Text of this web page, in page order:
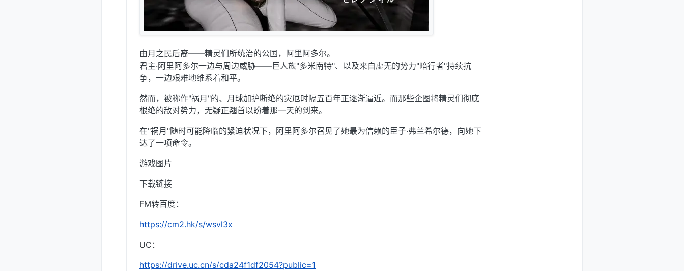
由月之民后裔——精灵们所统治的公国，阿里阿多尔。
君主·阿里阿多尔一边与周边威胁——巨人族"多米南特"、以及来自虚无的势力"暗行者"持续抗
争，一边艰难地维系着和平。
然而，被称作"祸月"的、月球加护断绝的灾厄时隔五百年正逐渐逼近。而那些企图将精灵们彻底
根绝的敌对势力，无疑正翘首以盼着那一天的到来。
在"祸月"随时可能降临的紧迫状况下，阿里阿多尔召见了她最为信赖的臣子·弗兰希尔德，向她下
达了一项命令。
游戏图片
下载链接
FM转百度：
https://cm2.hk/s/wsvl3x
UC：
https://drive.uc.cn/s/cda24f1df2054?public=1